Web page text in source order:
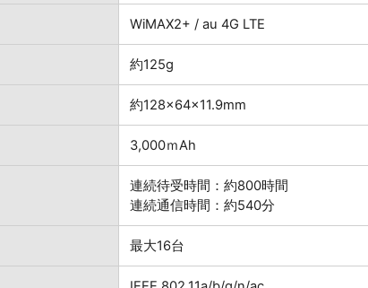
WiMAX2+ / au 4G LTE
約125g
約128×64×11.9mm
3,000ｍAh
連続待受時間：約800時間
連続通信時間：約540分
最大16台